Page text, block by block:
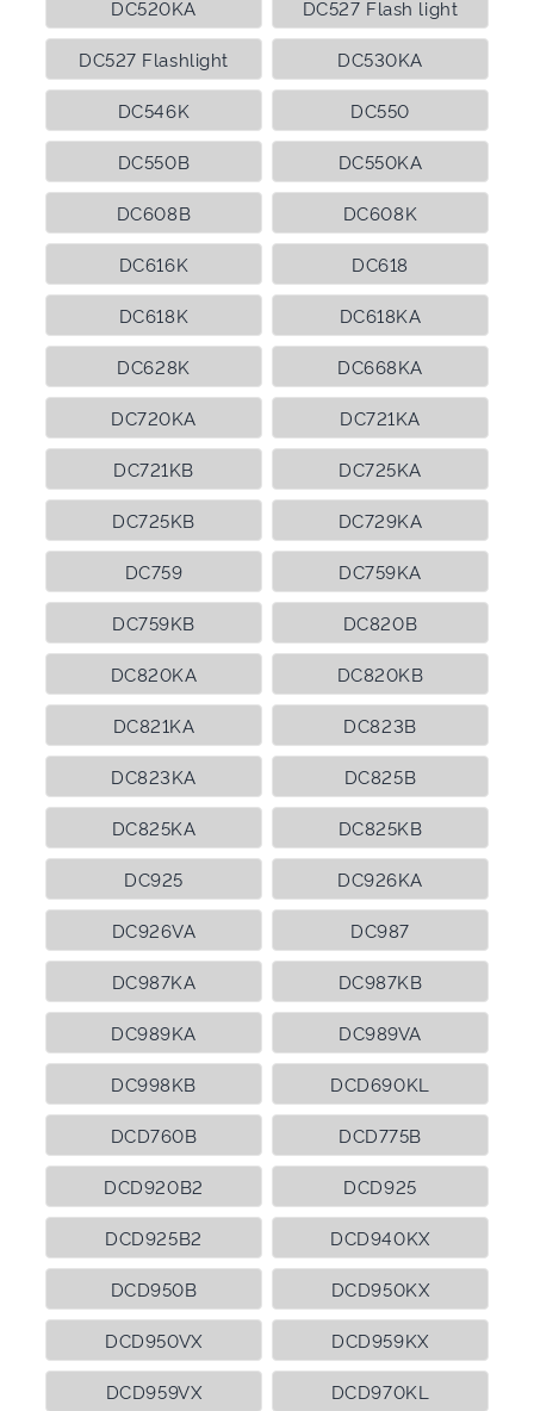
DC520KA DC527 Flash light
DC527 Flashlight DC530KA
DC546K DC550
DC550B DC550KA
DC608B DC608K
DC616K DC618
DC618K DC618KA
DC628K DC668KA
DC720KA DC721KA
DC721KB DC725KA
DC725KB DC729KA
DC759 DC759KA
DC759KB DC820B
DC820KA DC820KB
DC821KA DC823B
DC823KA DC825B
DC825KA DC825KB
DC925 DC926KA
DC926VA DC987
DC987KA DC987KB
DC989KA DC989VA
DC998KB DCD690KL
DCD760B DCD775B
DCD920B2 DCD925
DCD925B2 DCD940KX
DCD950B DCD950KX
DCD950VX DCD959KX
DCD959VX DCD970KL